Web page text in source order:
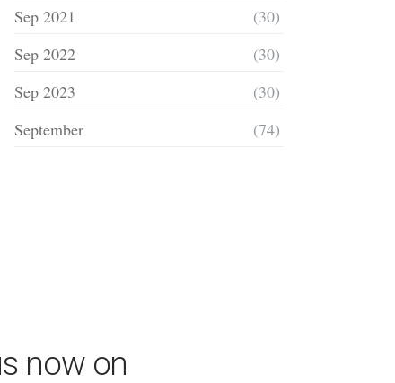
Sep 2021
(30)
Sep 2022
(30)
Sep 2023
(30)
September
(74)
now on